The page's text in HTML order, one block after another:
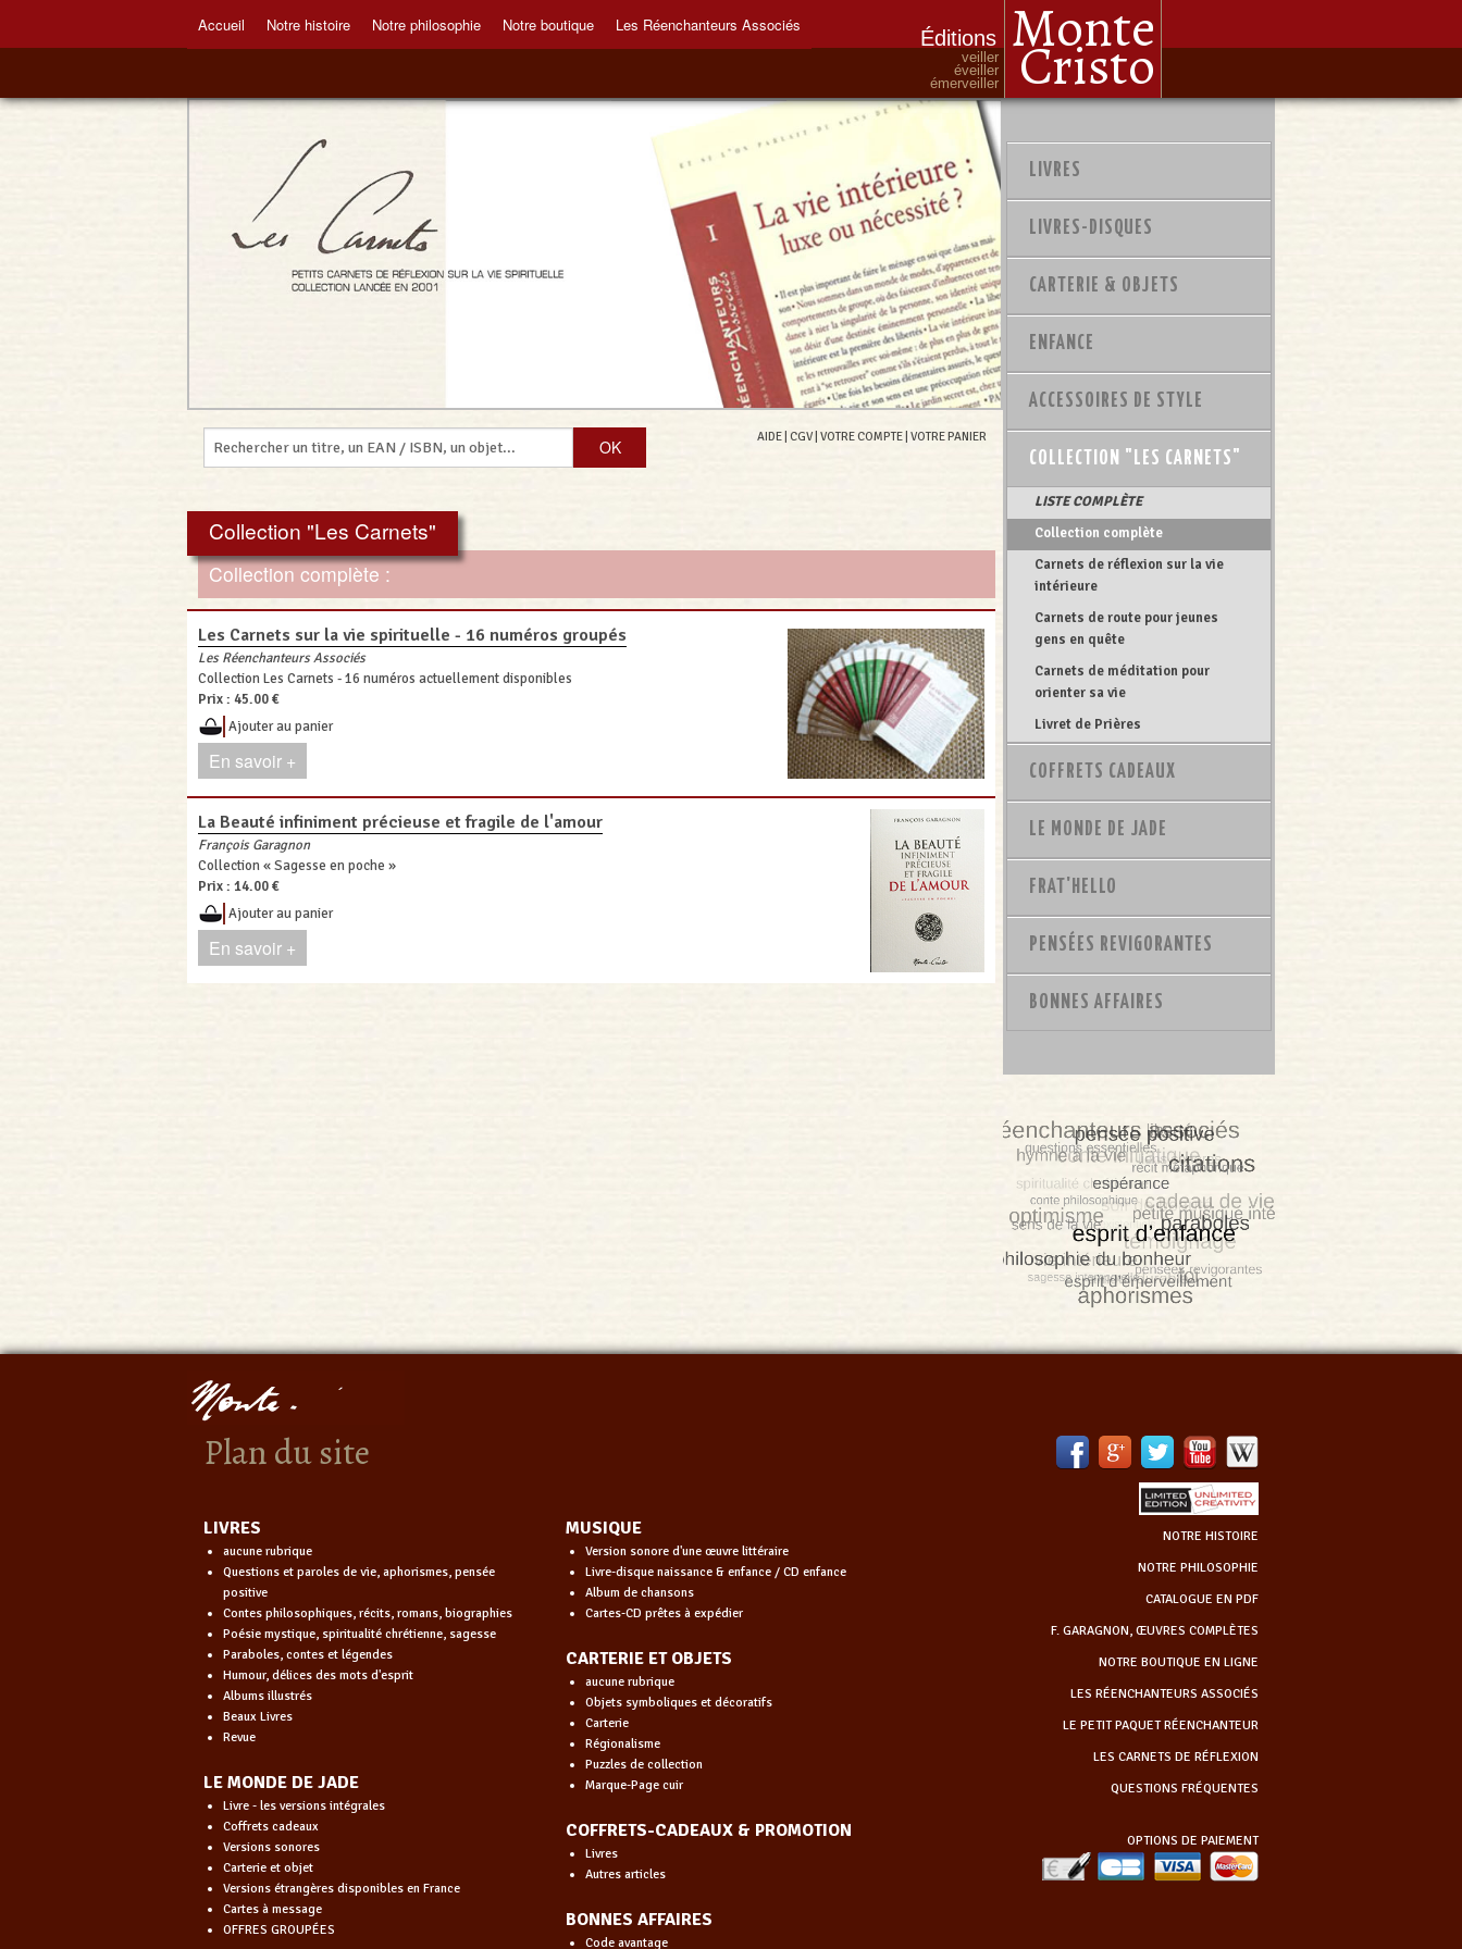
Éditions Monte
Cristo
veiller
éveiller
émerveiller
Accueil Notre histoire Notre philosophie Notre boutique Les Réenchanteurs Associés
AIDE CGV VOTRE COMPTE VOTRE PANIER
Collection "Les Carnets"
Collection complète :
Les Carnets sur la vie spirituelle - 16 numéros groupés
Les Réenchanteurs Associés
Collection Les Carnets - 16 numéros actuellement disponibles
Prix : 45.00 €
Ajouter au panier
En savoir +
La Beauté infiniment précieuse et fragile de l'amour
François Garagnon
Collection « Sagesse en poche »
Prix : 14.00 €
Ajouter au panier
En savoir +
LIVRES
LIVRES-DISQUES
CARTERIE & OBJETS
ENFANCE
ACCESSOIRES DE STYLE
COLLECTION "LES CARNETS"
LISTE COMPLÈTE
Collection complète
Carnets de réflexion sur la vie
intérieure
Carnets de route pour jeunes
gens en quête
Carnets de méditation pour
orienter sa vie
Livret de Prières
COFFRETS CADEAUX
LE MONDE DE JADE
FRAT'HELLO
PENSÉES REVIGORANTES
BONNES AFFAIRES
Plan du site
NOTRE HISTOIRE
NOTRE PHILOSOPHIE
CATALOGUE EN PDF
F. GARAGNON, ŒUVRES COMPLÈTES
NOTRE BOUTIQUE EN LIGNE
LES RÉENCHANTEURS ASSOCIÉS
LE PETIT PAQUET RÉENCHANTEUR
LES CARNETS DE RÉFLEXION
QUESTIONS FRÉQUENTES
OPTIONS DE PAIEMENT
LIVRES
aucune rubrique
Questions et paroles de vie, aphorismes, pensée
positive
Contes philosophiques, récits, romans, biographies
Poésie mystique, spiritualité chrétienne, sagesse
Paraboles, contes et légendes
Humour, délices des mots d'esprit
Albums illustrés
Beaux Livres
Revue
LE MONDE DE JADE
Livre - les versions intégrales
Coffrets cadeaux
Versions sonores
Carterie et objet
Versions étrangères disponibles en France
Cartes à message
OFFRES GROUPÉES
MUSIQUE
Version sonore d'une œuvre littéraire
Livre-disque naissance & enfance / CD enfance
Album de chansons
Cartes-CD prêtes à expédier
CARTERIE ET OBJETS
aucune rubrique
Objets symboliques et décoratifs
Carterie
Régionalisme
Puzzles de collection
Marque-Page cuir
COFFRETS-CADEAUX & PROMOTION
Livres
Autres articles
BONNES AFFAIRES
Code avantage